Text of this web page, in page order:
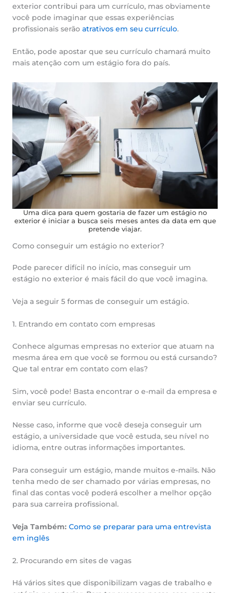
exterior contribui para um currículo, mas obviamente
você pode imaginar que essas experiências
profissionais serão atrativos em seu currículo.
Então, pode apostar que seu currículo chamará muito
mais atenção com um estágio fora do país.
Uma dica para quem gostaria de fazer um estágio no
exterior é iniciar a busca seis meses antes da data em que
pretende viajar.
Como conseguir um estágio no exterior?
Pode parecer difícil no início, mas conseguir um
estágio no exterior é mais fácil do que você imagina.
Veja a seguir 5 formas de conseguir um estágio.
1. Entrando em contato com empresas
Conhece algumas empresas no exterior que atuam na
mesma área em que você se formou ou está cursando?
Que tal entrar em contato com elas?
Sim, você pode! Basta encontrar o e-mail da empresa e
enviar seu currículo.
Nesse caso, informe que você deseja conseguir um
estágio, a universidade que você estuda, seu nível no
idioma, entre outras informações importantes.
Para conseguir um estágio, mande muitos e-mails. Não
tenha medo de ser chamado por várias empresas, no
final das contas você poderá escolher a melhor opção
para sua carreira profissional.
Veja Também: Como se preparar para uma entrevista
em inglês
2. Procurando em sites de vagas
Há vários sites que disponibilizam vagas de trabalho e